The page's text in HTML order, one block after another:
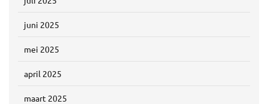
juni 2025
mei 2025
april 2025
maart 2025